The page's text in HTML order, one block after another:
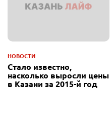
НОВОСТИ
Стало известно,
насколько выросли цены
в Казани за 2015-й год